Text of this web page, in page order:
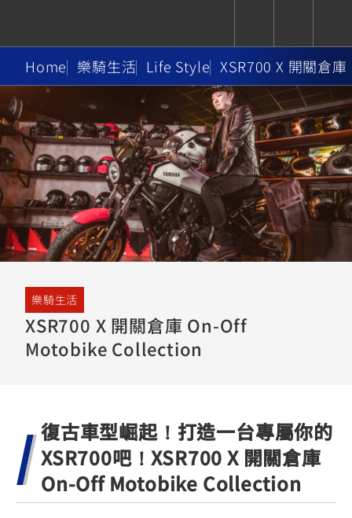
依排氣量
Super
Sport
Hyper
Naked
Sport
Heritage
YZF-R9
550+
550+
YZF-R3
YZF-R15
MT-
09
Y-
AMT
MT-
09
550+
MT-
550+
MT-
MT-
XSR
700
550+
150
依排氣量
Premium Sport FashionAdventureFamily
TMAX
550+
251~549
NMAX
AUGUR
CYGNUS
XR
150
X
125
2.0
150
Limi
125
BW'S
125
AXIS
Z /
CUXiE
2.5 kw
追蹤愛車
我的愛車 瀏覽紀錄
Home 樂騎生活 Life Style XSR700 X 開關倉
樂騎生活
XSR700 X 開關倉庫 On-Off
Motobike Collection
復古車型崛起！打造一台專屬你的
XSR700吧！XSR700 X 開關倉庫
On-Off Motobike Collection